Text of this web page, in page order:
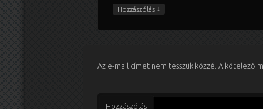
Hozzászólás ↓
Az e-mail címet nem tesszük közzé. A kötelező
Hozzászólás